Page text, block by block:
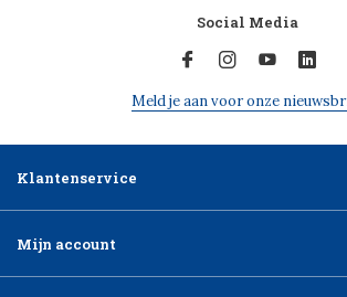
Social Media
Meld je aan voor onze
Klantenservice
Mijn account